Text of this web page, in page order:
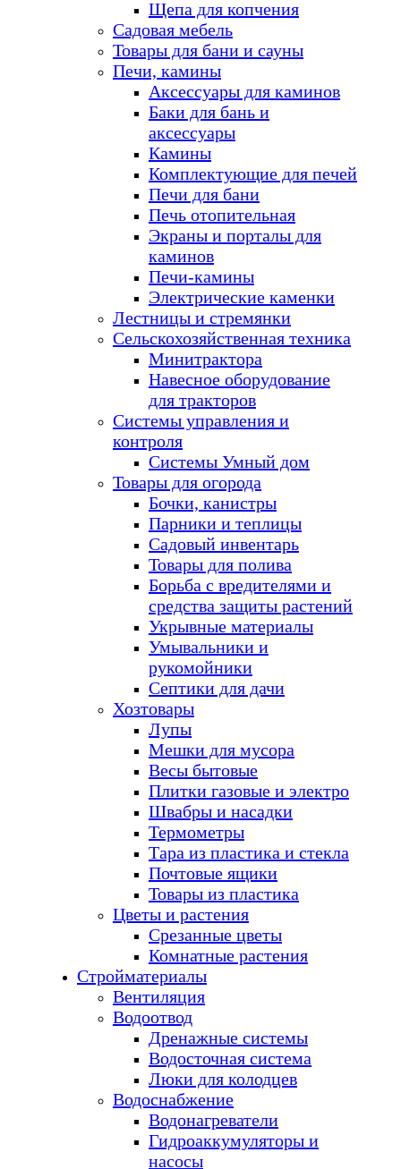
Щепа для копчения
Садовая мебель
Товары для бани и сауны
Печи, камины
Аксессуары для каминов
Баки для бань и
аксессуары
Камины
Комплектующие для печей
Печи для бани
Печь отопительная
Экраны и порталы для
каминов
Печи-камины
Электрические каменки
Лестницы и стремянки
Сельскохозяйственная техника
Минитрактора
Навесное оборудование
для тракторов
Системы управления и
контроля
Системы Умный дом
Товары для огорода
Бочки, канистры
Парники и теплицы
Садовый инвентарь
Товары для полива
Борьба с вредителями и
средства защиты растений
Укрывные материалы
Умывальники и
рукомойники
Септики для дачи
Хозтовары
Лупы
Мешки для мусора
Весы бытовые
Плитки газовые и электро
Швабры и насадки
Термометры
Тара из пластика и стекла
Почтовые ящики
Товары из пластика
Цветы и растения
Срезанные цветы
Комнатные растения
Стройматериалы
Вентиляция
Водоотвод
Дренажные системы
Водосточная система
Люки для колодцев
Водоснабжение
Водонагреватели
Гидроаккумуляторы и
насосы